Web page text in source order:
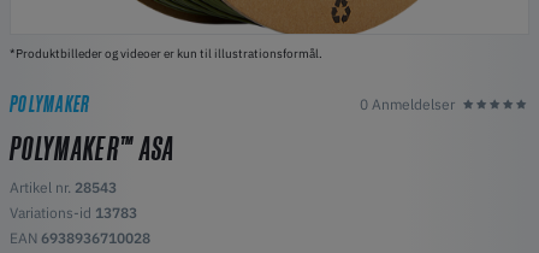
*Produktbilleder og videoer er kun til illustrationsformål.
POLYMAKER 0 Anmeldelser
POLYMAKER™ ASA
Artikel nr. 28543
Variations-id 13783
EAN 6938936710028